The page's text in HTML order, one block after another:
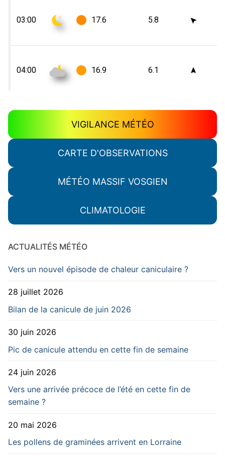
VIGILANCE MÉTÉO
CARTE D'OBSERVATIONS
MÉTÉO MASSIF VOSGIEN
CLIMATOLOGIE
ACTUALITÉS MÉTÉO
Vers un nouvel épisode de chaleur caniculaire ?
28 juillet 2026
Bilan de la canicule de juin 2026
30 juin 2026
Pic de canicule attendu en cette fin de semaine
24 juin 2026
Vers une arrivée précoce de l’été en cette fin de
semaine ?
20 mai 2026
Les pollens de graminées arrivent en Lorraine